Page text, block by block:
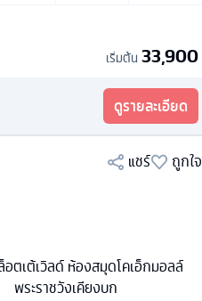
เริ่มต้น 33,900
ดูรายละเอียด
แชร์
ถูกใจ
ตเต้เวิลด์ ห้องสมุดโคเอ็กมอลล์
พระราชวังเคียงบก